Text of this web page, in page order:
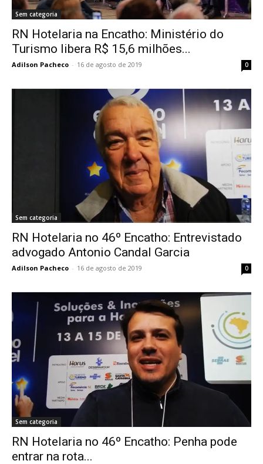
Sem categoria
RN Hotelaria na Encatho: Ministério do
Turismo libera R$ 15,6 milhões...
Adilson Pacheco - 16 de agosto de 2019 0
Sem categoria
RN Hotelaria no 46º Encatho: Entrevistado
advogado Antonio Candal Garcia
Adilson Pacheco - 16 de agosto de 2019 0
Sem categoria
RN Hotelaria no 46º Encatho: Penha pode
entrar na rota...